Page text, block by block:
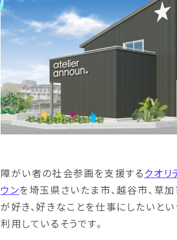
障がい者の社会参画を支援するクオリ
ウンを埼玉県さいたま市、越谷市、草
が好き、好きなことを仕事にしたいと
利用しているそうです。